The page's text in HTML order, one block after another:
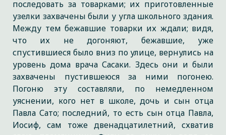
последовать за товарками; их приготовленные
узелки захвачены были у угла школьного здания.
Между тем бежавшие товарки их ждали; видя,
что их не догоняют, бежавшие, уже
спустившиеся было вниз по улице, вернулись на
уровень дома врача Сасаки. Здесь они и были
захвачены пустившеюся за ними погонею.
Погоню эту составляли, по немедленном
уяснении, кого нет в школе, дочь и сын отца
Павла Сато; последний, то есть сын отца Павла,
Иосиф, сам тоже двенадцатилетний, схватив